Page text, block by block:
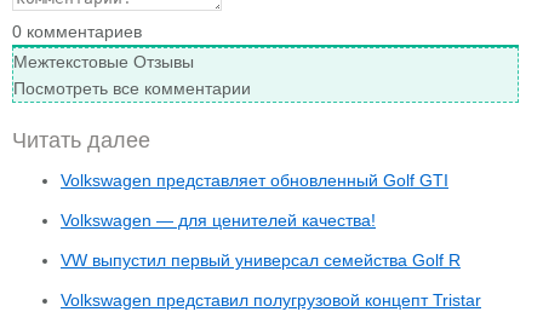
0 комментариев
Межтекстовые Отзывы
Посмотреть все комментарии
Читать далее
Volkswagen представляет обновленный Golf GTI
Volkswagen — для ценителей качества!
VW выпустил первый универсал семейства Golf R
Volkswagen представил полугрузовой концепт Tristar